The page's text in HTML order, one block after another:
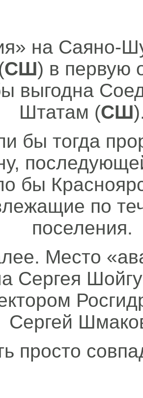
на Саяно-
СШ) в первую
выгодна
Штатам (СШ
бы тогда
бы
по
поселения.
Место
Сергея
Сергей
просто